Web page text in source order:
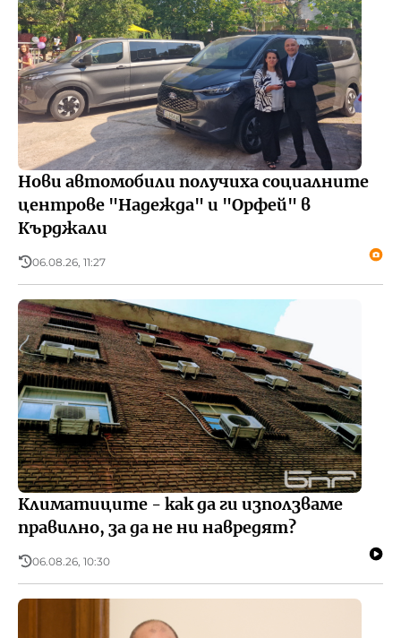
Нови автомобили получиха социалните
центрове "Надежда" и "Орфей" в
Кърджали
06.08.26, 11:27
Климатиците - как да ги използваме
правилно, за да не ни навредят?
06.08.26, 10:30